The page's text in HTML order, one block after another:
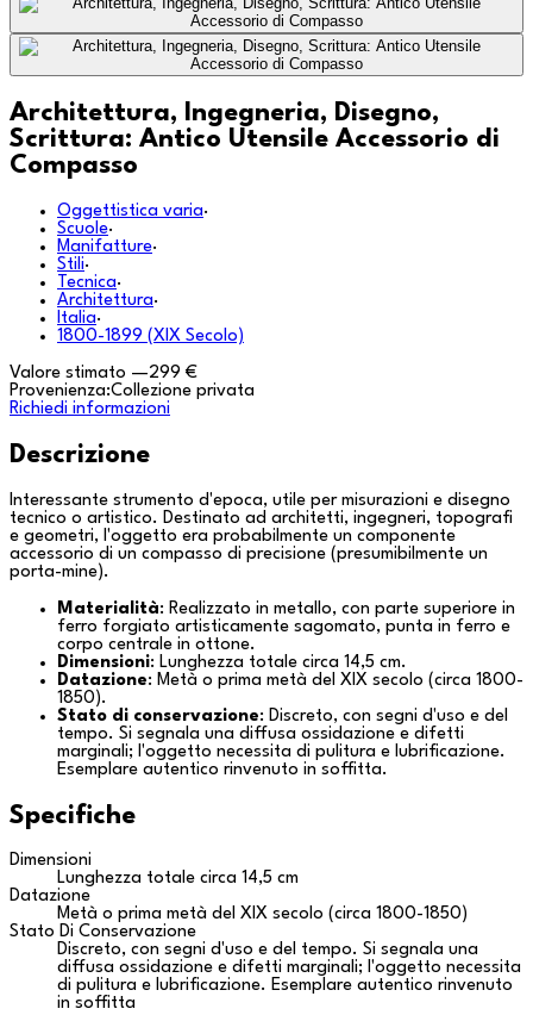
Architettura, Ingegneria, Disegno,
Scrittura: Antico Utensile Accessorio di
Compasso
Oggettistica varia·
Scuole·
Manifatture·
Stili·
Tecnica·
Architettura·
Italia·
1800-1899 (XIX Secolo)
Valore stimato —299 €
Provenienza:Collezione privata
Richiedi informazioni
Descrizione
Interessante strumento d'epoca, utile per misurazioni e disegno
tecnico o artistico. Destinato ad architetti, ingegneri, topografi
e geometri, l'oggetto era probabilmente un componente
accessorio di un compasso di precisione (presumibilmente un
porta-mine).
Materialità: Realizzato in metallo, con parte superiore in
ferro forgiato artisticamente sagomato, punta in ferro e
corpo centrale in ottone.
Dimensioni: Lunghezza totale circa 14,5 cm.
Datazione: Metà o prima metà del XIX secolo (circa 1800-
1850).
Stato di conservazione: Discreto, con segni d'uso e del
tempo. Si segnala una diffusa ossidazione e difetti
marginali; l'oggetto necessita di pulitura e lubrificazione.
Esemplare autentico rinvenuto in soffitta.
Specifiche
Dimensioni
Lunghezza totale circa 14,5 cm
Datazione
Metà o prima metà del XIX secolo (circa 1800-1850)
Stato Di Conservazione
Discreto, con segni d'uso e del tempo. Si segnala una
diffusa ossidazione e difetti marginali; l'oggetto necessita
di pulitura e lubrificazione. Esemplare autentico rinvenuto
in soffitta